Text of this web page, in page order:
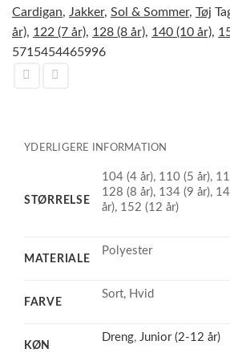
Cardigan, Jakker, Sol & Sommer, Tøj
år), 122 (7 år), 128 (8 år), 140 (10 år),
5715454465996
YDERLIGERE INFORMATION
STØRRELSE
104 (4 år), 110 (5 år),
128 (8 år), 134 (9 år),
år), 152 (12 år)
MATERIALE
Polyester
FARVE
Sort, Hvid
KØN
Dreng,Junior (2-12 år)